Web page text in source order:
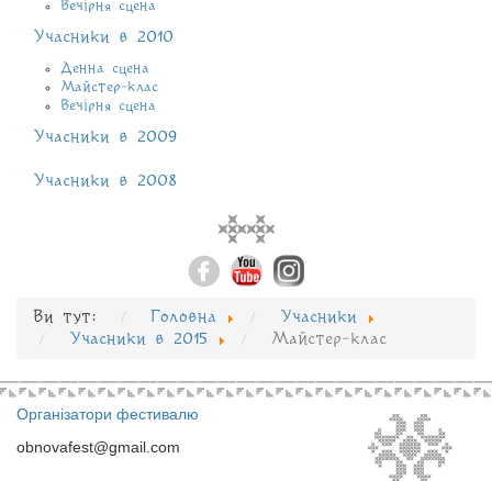
Вечірня сцена
Учасники в 2010
Денна сцена
Майстер-клас
Вечірня сцена
Учасники в 2009
Учасники в 2008
Ви тут: Головна
Учасники
Учасники в 2015
Майстер-клас
Організатори фестивалю
obnovafest@gmail.com